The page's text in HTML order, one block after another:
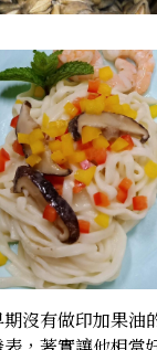
沒有做印加果油